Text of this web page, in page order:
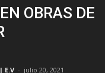
OBRAS DE
E.V - julio 20, 2021